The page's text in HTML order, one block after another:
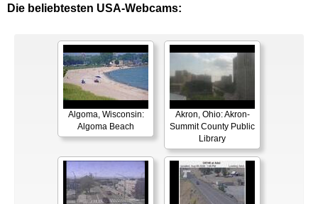
Die beliebtesten USA-Webcams:
Algoma, Wisconsin:
Algoma Beach
Akron, Ohio: Akron-
Summit County Public
Library